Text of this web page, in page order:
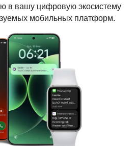
в вашу цифровую экосистему
мобильных платформ.